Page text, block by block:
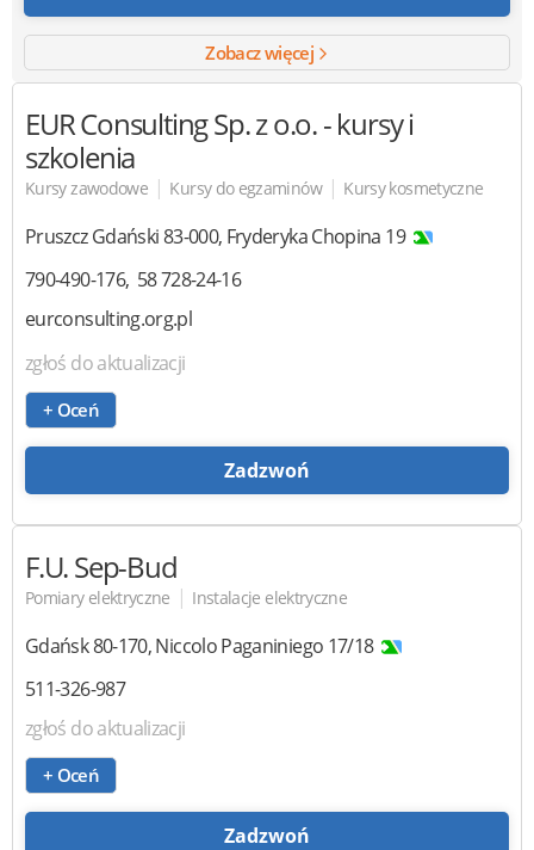
Zobacz więcej
EUR Consulting Sp. z o.o.- kursy i
szkolenia
Kursy zawodowe | Kursy do egzaminów | Kursy kosmetyczne
Pruszcz Gdański83-000, Fryderyka Chopina 19
790-490-176 58 728-24-16
eurconsulting.org.pl
zgłoś do aktualizacji
+ Oceń
Zadzwoń
F.U. Sep-Bud
Pomiary elektryczne | Instalacje elektryczne
Gdańsk80-170,Niccolo Paganiniego 17/18
511-326-987
zgłoś do aktualizacji
+ Oceń
Zadzwoń